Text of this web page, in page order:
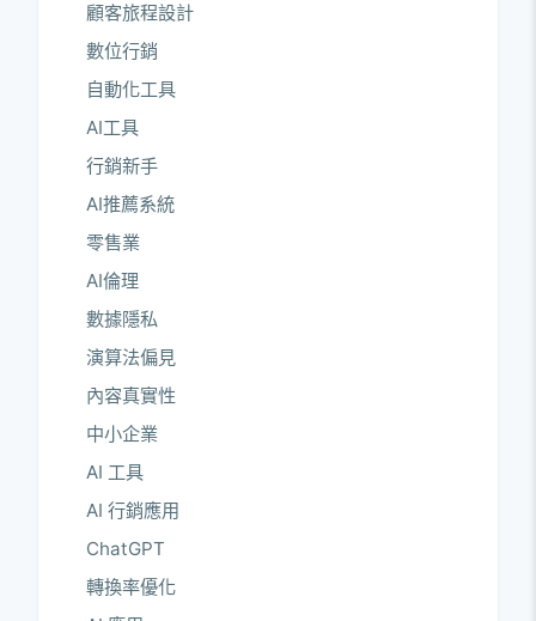
顧客旅程設計
數位行銷
自動化工具
AI工具
行銷新手
AI推薦系統
零售業
AI倫理
數據隱私
演算法偏見
內容真實性
中小企業
AI 工具
AI 行銷應用
ChatGPT
轉換率優化